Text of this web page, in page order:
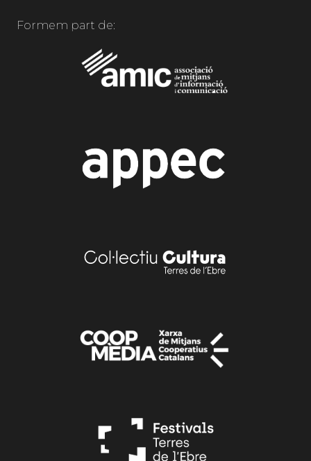
Formem part de: